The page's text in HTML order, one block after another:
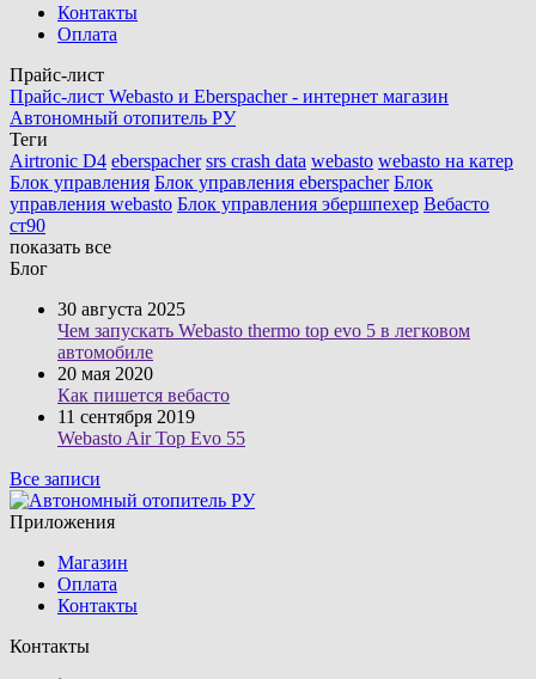
Контакты
Оплата
Прайс-лист
Прайс-лист Webasto и Eberspacher - интернет магазин
Автономный отопитель РУ
Теги
Airtronic D4 eberspacher srs crash data webasto webasto на катер
Блок управления Блок управления eberspacher Блок
управления webasto Блок управления эбершпехер Вебасто
ст90
показать все
Блог
30 августа 2025
Чем запускать Webasto thermo top evo 5 в легковом
автомобиле
20 мая 2020
Как пишется вебасто
11 сентября 2019
Webasto Air Top Evo 55
Все записи
Приложения
Магазин
Оплата
Контакты
Контакты